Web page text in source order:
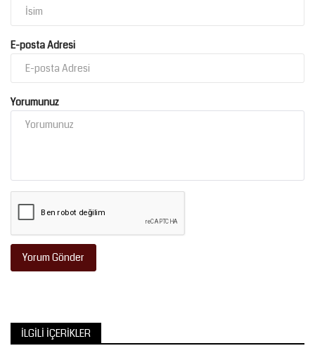
E-posta Adresi
Yorumunuz
Yorum Gönder
İLGILI İÇERIKLER